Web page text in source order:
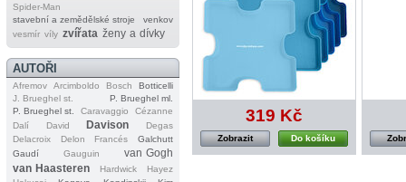
Spider‐Man
stavební a zemědělské stroje
venkov
vesmír víly zvířata ženy a dívky
AUTOŘI
Afremov Arcimboldo Bosch
Botticelli
J. Brueghel st.
P. Brueghel ml.
P. Brueghel st.
Caravaggio
Cézanne
Dalí
David Davison
Degas
Delacroix
Delon Francés
Galchutt
Gaudí
Gauguin
van Gogh
van Haasteren
Hardwick
Hayez
319 Kč
Do košíku
Zobrazit